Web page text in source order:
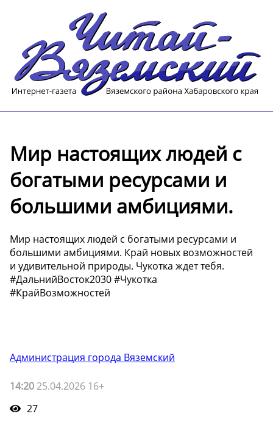
Мир настоящих людей с
богатыми ресурсами и
большими амбициями.
Мир настоящих людей с богатыми ресурсами и
большими амбициями. Край новых возможностей
и удивительной природы. Чукотка ждет тебя.
#ДальнийВосток2030 #Чукотка
#КрайВозможностей
Администрация города Вяземский
14:20 25.04.2026 16+
27